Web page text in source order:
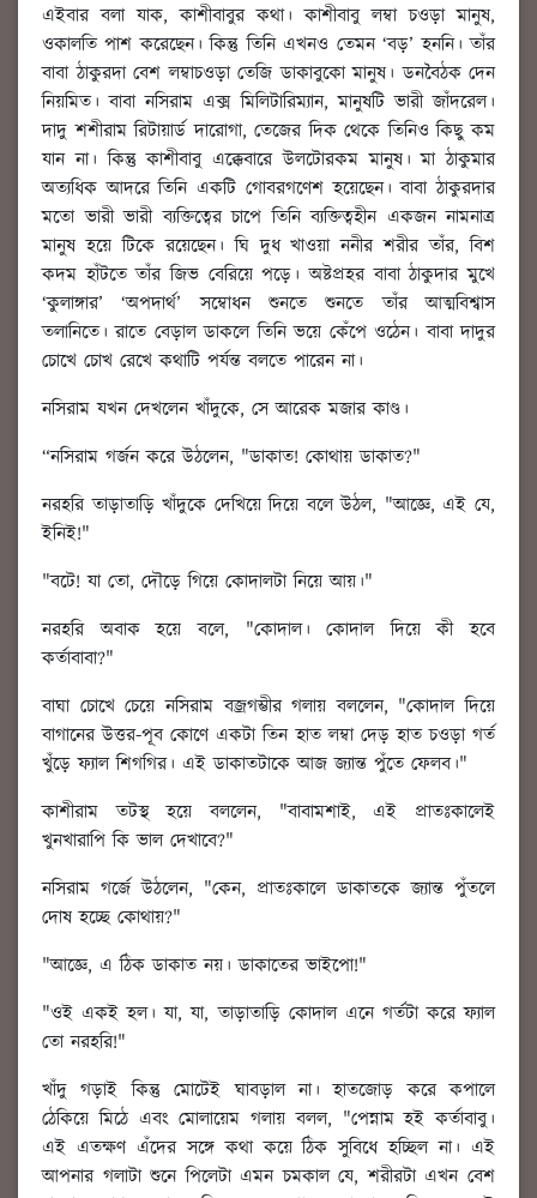
এইবার বলা যাক, কাশীবাবুর কথা। কাশীবাবু লম্বা চওড়া মানুষ,
ওকালতি পাশ করেছেন। কিন্তু তিনি এখনও তেমন ‘বড়’ হননি। তাঁর
বাবা ঠাকুরদা বেশ লম্বাচওড়া তেজি ডাকাবুকো মানুষ। ডনবৈঠক দেন
নিয়মিত। বাবা নসিরাম এক্স মিলিটারিম্যান, মানুষটি ভারী জাঁদরেল।
দাদু শশীরাম রিটায়ার্ড দারোগা, তেজের দিক থেকে তিনিও কিছু কম
যান না। কিন্তু কাশীবাবু এক্কেবারে উলটোরকম মানুষ। মা ঠাকুমার
অত্যধিক আদরে তিনি একটি গোবরগণেশ হয়েছেন। বাবা ঠাকুরদার
মতো ভারী ভারী ব্যক্তিত্বের চাপে তিনি ব্যক্তিত্বহীন একজন নামনাত্র
মানুষ হয়ে টিকে রয়েছেন। ঘি দুধ খাওয়া ননীর শরীর তাঁর, বিশ
কদম হাঁটতে তাঁর জিভ বেরিয়ে পড়ে। অষ্টপ্রহর বাবা ঠাকুদার মুখে
‘কুলাঙ্গার’ ‘অপদার্থ’ সম্বোধন শুনতে শুনতে তাঁর আত্মবিশ্বাস
তলানিতে। রাতে বেড়াল ডাকলে তিনি ভয়ে কেঁপে ওঠেন। বাবা দাদুর
চোখে চোখ রেখে কথাটি পর্যন্ত বলতে পারেন না।
নসিরাম যখন দেখলেন খাঁদুকে, সে আরেক মজার কাণ্ড।
“নসিরাম গর্জন করে উঠলেন, "ডাকাত! কোথায় ডাকাত?"
নরহরি তাড়াতাড়ি খাঁদুকে দেখিয়ে দিয়ে বলে উঠল, "আজ্ঞে, এই যে,
ইনিই!"
"বটে! যা তো, দৌড়ে গিয়ে কোদালটা নিয়ে আয়।"
নরহরি অবাক হয়ে বলে, "কোদাল। কোদাল দিয়ে কী হবে
কর্তাবাবা?"
বাঘা চোখে চেয়ে নসিরাম বজ্রগম্ভীর গলায় বললেন, "কোদাল দিয়ে
বাগানের উত্তর-পূব কোণে একটা তিন হাত লম্বা দেড় হাত চওড়া গর্ত
খুঁড়ে ফ্যাল শিগগির। এই ডাকাতটাকে আজ জ্যান্ত পুঁতে ফেলব।"
কাশীরাম তটস্থ হয়ে বললেন, "বাবামশাই, এই প্রাতঃকালেই
খুনখারাপি কি ভাল দেখাবে?"
নসিরাম গর্জে উঠলেন, "কেন, প্রাতঃকালে ডাকাতকে জ্যান্ত পুঁতলে
দোষ হচ্ছে কোথায়?"
"আজ্ঞে, এ ঠিক ডাকাত নয়। ডাকাতের ভাইপো!"
"ওই একই হল। যা, যা, তাড়াতাড়ি কোদাল এনে গর্তটা করে ফ্যাল
তো নরহরি!"
খাঁদু গড়াই কিন্তু মোটেই ঘাবড়াল না। হাতজোড় করে কপালে
ঠেকিয়ে মিঠে এবং মোলায়েম গলায় বলল, "পেন্নাম হই কর্তাবাবু।
এই এতক্ষণ এঁদের সঙ্গে কথা কয়ে ঠিক সুবিধে হচ্ছিল না। এই
আপনার গলাটা শুনে পিলেটা এমন চমকাল যে, শরীরটা এখন বেশ